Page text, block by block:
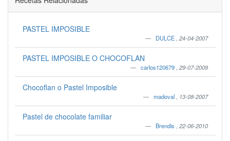
PASTEL IMPOSIBLE
DULCE 24-04-2007
PASTEL IMPOSIBLE O CHOCOFLAN
carlos120679 29-07-2009
Chocoflan o Pastel Imposible
madoval 13-08-2007
Pastel de chocolate familiar
Brendis 22-06-2010